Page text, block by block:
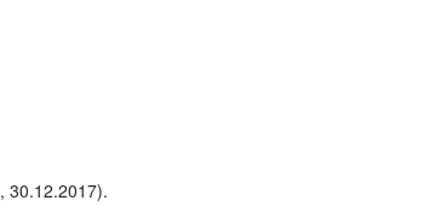
30.12.2017).